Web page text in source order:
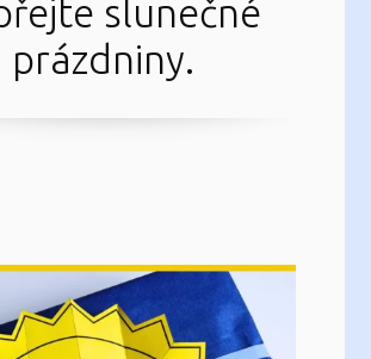
slunečné
prázdniny.